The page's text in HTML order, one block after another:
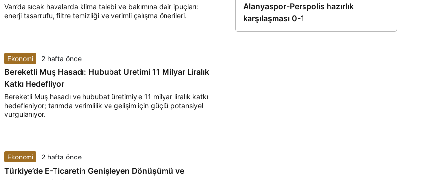
Van’da sıcak havalarda klima talebi ve bakımına dair ipuçları:
enerji tasarrufu, filtre temizliği ve verimli çalışma önerileri.
Ekonomi 2 hafta önce
Bereketli Muş Hasadı: Hububat Üretimi 11 Milyar Liralık
Katkı Hedefliyor
Bereketli Muş hasadı ve hububat üretimiyle 11 milyar liralık katkı
hedefleniyor; tarımda verimlilik ve gelişim için güçlü potansiyel
vurgulanıyor.
Ekonomi 2 hafta önce
Türkiye’de E-Ticaretin Genişleyen Dönüşümü ve
Alanyaspor-Perspolis hazırlık
karşılaşması 0-1